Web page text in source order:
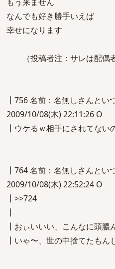
なんでも好き勝手いえば
幸せになります
（投稿者注：サレは配偶者
┃756 名前：名無しさんとい
2009/10/08(木) 22:11:26 O
┃ウケるｗ相手にされてない
┃764 名前：名無しさんとい
2009/10/08(木) 22:52:24 O
┃>>724
┃
┃おぃいいい、こんなに頭膿
┃いゃ〜、世の中捨てたもん